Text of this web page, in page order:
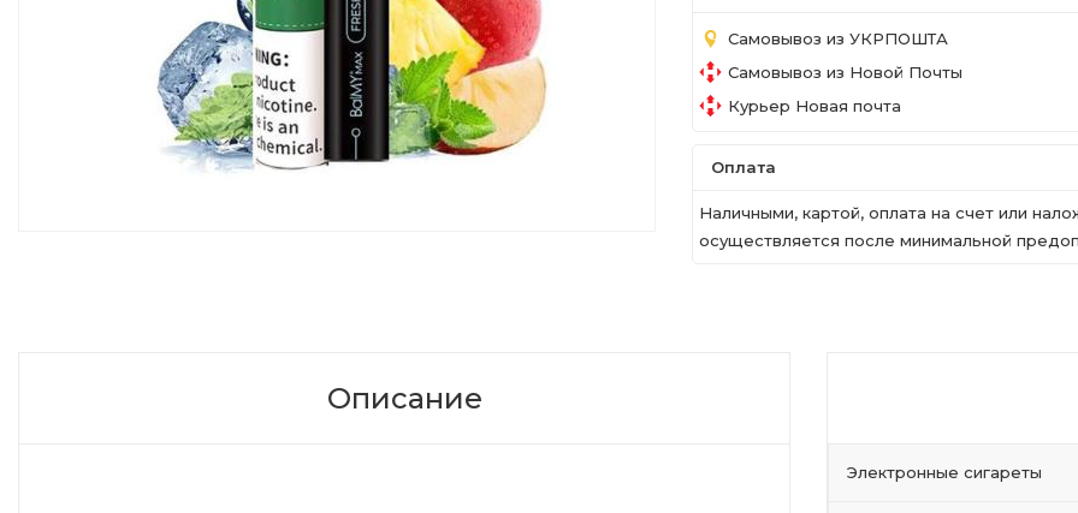
Самовывоз из УКРПОШТА
Самовывоз из Новой Почты
Курьер Новая почта
Оплата
Наличными, картой, оплата на счет или
осуществляется после минимальной
Описание
Электронные сигареты